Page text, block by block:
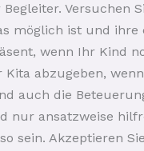
Versuchen
möglich ist und ihre
wenn Ihr Kind
abzugeben,
auch die
nur ansatzweise
sein. Akzeptieren